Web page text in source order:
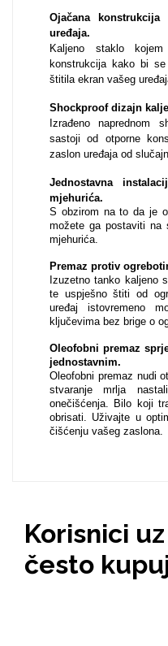
Ojačana
uređaja.
Kaljeno staklo
konstrukcija kako bi
štitila ekran vašeg
Shockproof dizajn
Izrađeno naprednom
sastoji od otporne
zaslon uređaja od
Jednostavna
mjehurića.
S obzirom na to da je
možete ga postaviti na
mjehurića.
Premaz protiv
Izuzetno tanko kaljeno
te uspješno štiti od
uređaj istovremeno
ključevima bez brige o
Oleofobni premaz
jednostavnim.
Oleofobni premaz nudi
stvaranje mrlja
onečišćenja. Bilo koji
obrisati. Uživajte u
čišćenju vašeg zaslona.
Korisnici
često
Svijet životinja
Mandale / Cvjetni
motivi